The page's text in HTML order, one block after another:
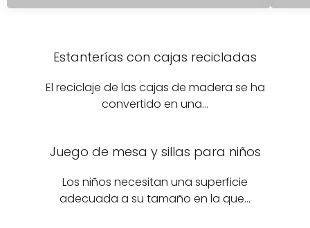
Estanterías con cajas recicladas
El reciclaje de las cajas de madera se ha
convertido en una…
Juego de mesa y sillas para niños
Los niños necesitan una superficie
adecuada a su tamaño en la que…